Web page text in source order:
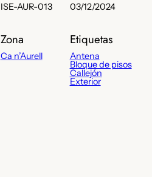
ISE-AUR-013
Zona
Ca n’Aurell
03/12/2024
Etiquetas
Antena
Bloque de pisos
Callejón
Exterior